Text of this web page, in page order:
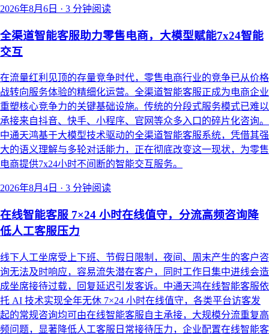
2026年8月6日 · 3 分钟阅读
全渠道智能客服助力零售电商，大模型赋能7x24智能
交互
在流量红利见顶的存量竞争时代，零售电商行业的竞争已从价格
战转向服务体验的精细化运营。全渠道智能客服正成为电商企业
重塑核心竞争力的关键基础设施。传统的分段式服务模式已难以
承接来自抖音、快手、小程序、官网等众多入口的碎片化咨询。
中通天鸿基于大模型技术驱动的全渠道智能客服系统，凭借其强
大的语义理解与多轮对话能力，正在彻底改变这一现状，为零售
电商提供7x24小时不间断的智能交互服务。
2026年8月4日 · 3 分钟阅读
在线智能客服 7×24 小时在线值守，分流高频咨询降
低人工客服压力
线下人工坐席受上下班、节假日限制，夜间、周末产生的客户咨
询无法及时响应，容易流失潜在客户，同时工作日集中进线会造
成坐席接待过载，回复延迟引发客诉。中通天鸿在线智能客服依
托 AI 技术实现全年无休 7×24 小时在线值守，各类平台访客发
起的常规咨询均可由在线智能客服自主承接，大规模分流重复高
频问题，显著降低人工客服日常接待压力，企业配置在线智能客